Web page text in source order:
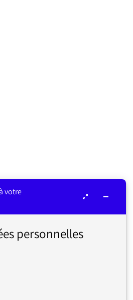
avait été très
est ouverte à
votre
personnelles